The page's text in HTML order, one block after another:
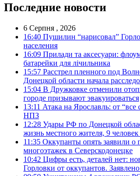
Последние новости
6 Серпня , 2026
16:40 Пушилин “нарисовал”
населения
16:09 Прилади та аксесуари:
батарейки для лічильника
15:57 Расстрел пленного под
Донецкой области начала
15:04 В Дружковке отменили
городе призывают эвакуироваться
13:11 Атака на Ярославль: от
НПЗ
12:28 Удары РФ по Донецкой
жизнь местного жителя, 9
11:35 Оккупанты опять заявили о
многоэтажек в Северскодонецке
10:42 Цифры есть, деталей нет:
Горловки от оккупантов.